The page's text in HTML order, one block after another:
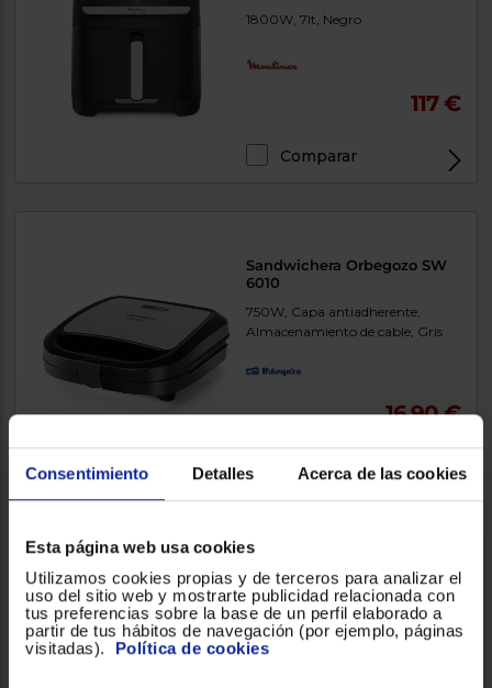
Consentimiento Detalles Acerca de las cookies
Esta página web usa cookies
Utilizamos cookies propias y de terceros para analizar el
uso del sitio web y mostrarte publicidad relacionada con
tus preferencias sobre la base de un perfil elaborado a
partir de tus hábitos de navegación (por ejemplo, páginas
visitadas). Política de cookies
1800W, 7lt, Negro
117 €
Comparar
Sandwichera Orbegozo SW
6010
750W, Capa antiadherente,
Almacenamiento de cable, Gris
16,90 €
Comparar
Freidora Tefal FR5111
3litros, 2400W